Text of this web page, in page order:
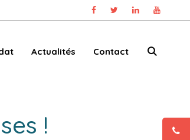
Actualités Contact
!